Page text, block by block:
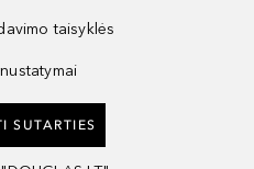
taisyklės
SUTARTIES